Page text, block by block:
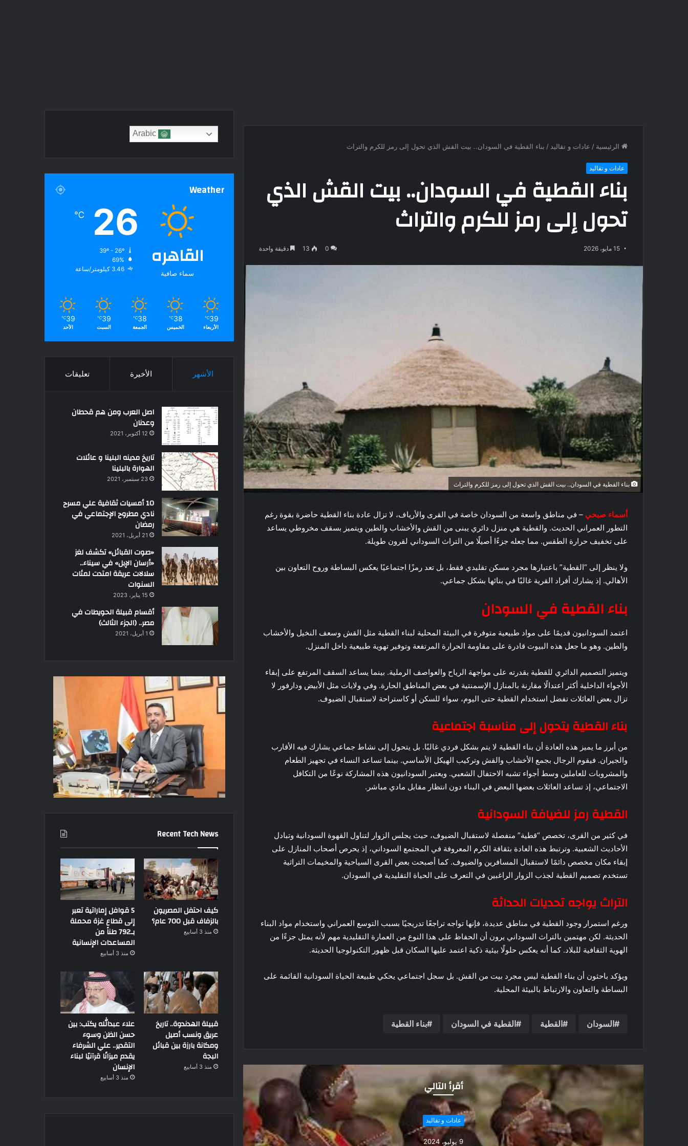
الرئيسية / عادات و تقاليد / بناء القطية في السودان.. بيت القش الذي تحول إلى رمز للكرم والتراث
عادات و تقاليد
بناء القطية في السودان.. بيت القش الذي
تحول إلى رمز للكرم والتراث
15 مايو، 2026 0
13 دقيقة واحدة
بناء القطية في السودان.. بيت القش الذي تحول إلى رمز للكرم والتراث
أسماء صبحي – في مناطق واسعة من السودان خاصة في القرى والأرياف، لا تزال عادة بناء القطية حاضرة بقوة رغم
التطور العمراني الحديث. والقطية هي منزل دائري يبنى من القش والأخشاب والطين ويتميز بسقف مخروطي يساعد
على تخفيف حرارة الطقس. مما جعله جزءًا أصيلًا من التراث السوداني لقرون طويلة.
ولا ينظر إلى “القطية” باعتبارها مجرد مسكن تقليدي فقط، بل تعد رمزًا اجتماعيًا يعكس البساطة وروح التعاون بين
الأهالي. إذ يشارك أفراد القرية غالبًا في بنائها بشكل جماعي.
بناء القطية في السودان
اعتمد السودانيون قديمًا على مواد طبيعية متوفرة في البيئة المحلية لبناء القطية مثل القش وسعف النخيل والأخشاب
والطين. وهو ما جعل هذه البيوت قادرة على مقاومة الحرارة المرتفعة وتوفير تهوية طبيعية داخل المنزل.
ويتميز التصميم الدائري للقطية بقدرته على مواجهة الرياح والعواصف الرملية. بينما يساعد السقف المرتفع على إبقاء
الأجواء الداخلية أكثر اعتدالًا مقارنة بالمنازل الإسمنتية في بعض المناطق الحارة. وفي ولايات مثل الأبيض ودارفور لا
تزال بعض العائلات تفضل استخدام القطية حتى اليوم، سواء للسكن أو كاستراحة لاستقبال الضيوف.
بناء القطية يتحول إلى مناسبة اجتماعية
من أبرز ما يميز هذه العادة أن بناء القطية لا يتم بشكل فردي غالبًا. بل يتحول إلى نشاط جماعي يشارك فيه الأقارب
والجيران. فيقوم الرجال بجمع الأخشاب والقش وتركيب الهيكل الأساسي. بينما تساعد النساء في تجهيز الطعام
والمشروبات للعاملين وسط أجواء تشبه الاحتفال الشعبي. ويعتبر السودانيون هذه المشاركة نوعًا من التكافل
الاجتماعي، إذ تساعد العائلات بعضها البعض في البناء دون انتظار مقابل مادي مباشر.
القطية رمز للضيافة السودانية
في كثير من القرى، تخصص “قطية” منفصلة لاستقبال الضيوف، حيث يجلس الزوار لتناول القهوة السودانية وتبادل
الأحاديث الشعبية. وترتبط هذه العادة بثقافة الكرم المعروفة في المجتمع السوداني، إذ يحرص أصحاب المنازل على
إبقاء مكان مخصص دائمًا لاستقبال المسافرين والضيوف. كما أصبحت بعض القرى السياحية والمخيمات التراثية
تستخدم تصميم القطية لجذب الزوار الراغبين في التعرف على الحياة التقليدية في السودان.
التراث يواجه تحديات الحداثة
ورغم استمرار وجود القطية في مناطق عديدة، فإنها تواجه تراجعًا تدريجيًا بسبب التوسع العمراني واستخدام مواد البناء
الحديثة. لكن مهتمين بالتراث السوداني يرون أن الحفاظ على هذا النوع من العمارة التقليدية مهم لأنه يمثل جزءًا من
الهوية الثقافية للبلاد. كما أنه يعكس حلولًا بيئية ذكية اعتمد عليها السكان قبل ظهور التكنولوجيا الحديثة.
ويؤكد باحثون أن بناء القطية ليس مجرد بيت من القش. بل سجل اجتماعي يحكي طبيعة الحياة السودانية القائمة على
البساطة والتعاون والارتباط بالبيئة المحلية.
السودان القطية القطية في السودان بناء القطية
أقرأ التالي
عادات و تقاليد
5 يونيو، 2026
Arabic
Weather
القاهره
سماء صافية
26
℃
69%
3.46 كيلومتر/ساعة
39
℃
الأربعاء
38
℃
الخميس
38
℃
الجمعة
39
℃
السبت
39
℃
الأحد
الأشهر الأخيرة تعليقات
اصل العرب ومن هم قحطان
وعدنان
12 أكتوبر، 2021
تاريخ مدينه البلينا و عائلات
الهوارة بالبلينا
23 سبتمبر، 2021
10 أمسيات ثقافية علي مسرح
نادي مطروح الإجتماعي في
رمضان
21 أبريل، 2021
«صوت القبائل» تكشف لغز
«أرسان الإبل» في سيناء..
سلالات عريقة امتدت لمئات
السنوات
15 يناير، 2023
أقسام قبيلة الحويطات في
مصر.. (الجزء الثالث)
1 أبريل، 2021
Recent Tech News
كيف احتفل المصريون
بالزفاف قبل 700 عام؟
منذ 3 أسابيع
5 قوافل إماراتية تعبر
إلى قطاع غزة محملة
بـ792 طناً من
المساعدات الإنسانية
منذ 3 أسابيع
قبيلة الهدندوة.. تاريخ
عريق ونسب أصيل
ومكانة بارزة بين قبائل
البجة
منذ 3 أسابيع
علاء عبدالله يكتب: بين
حسن الظن وسوء
التقدير.. علي الشرفاء
يقدم ميزانًا قرآنيًا لبناء
الإنسان
منذ 3 أسابيع